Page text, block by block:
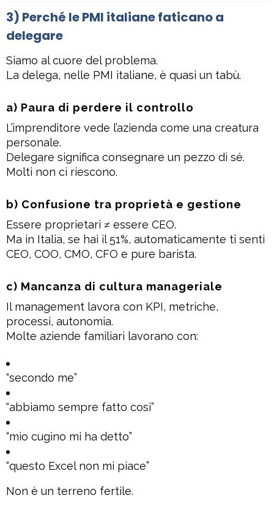
3) Perché le PMI italiane faticano a
delegare
Siamo al cuore del problema.
La delega, nelle PMI italiane, è quasi un tabù.
a) Paura di perdere il controllo
L’imprenditore vede l’azienda come una creatura
personale.
Delegare significa consegnare un pezzo di sé.
Molti non ci riescono.
b) Confusione tra proprietà e gestione
Essere proprietari ≠ essere CEO.
Ma in Italia, se hai il 51%, automaticamente ti senti
CEO, COO, CMO, CFO e pure barista.
c) Mancanza di cultura manageriale
Il management lavora con KPI, metriche,
processi, autonomia.
Molte aziende familiari lavorano con:
“secondo me”
“abbiamo sempre fatto così”
“mio cugino mi ha detto”
“questo Excel non mi piace”
Non è un terreno fertile.